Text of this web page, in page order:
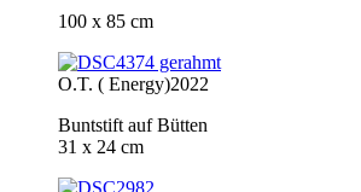
100 x 85 cm
O.T. ( Energy)2022
Buntstift auf Bütten
31 x 24 cm